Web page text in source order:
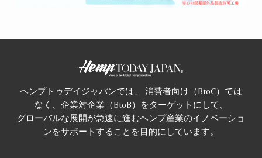
ヘンプトゥデイジャパンでは、 消費者向け（BtoC）では
なく、企業対企業（BtoB）をターゲットにして、
グローバルな展開が急速に進むヘンプ産業のイノベーショ
ンをサポートすることを目的にしています。